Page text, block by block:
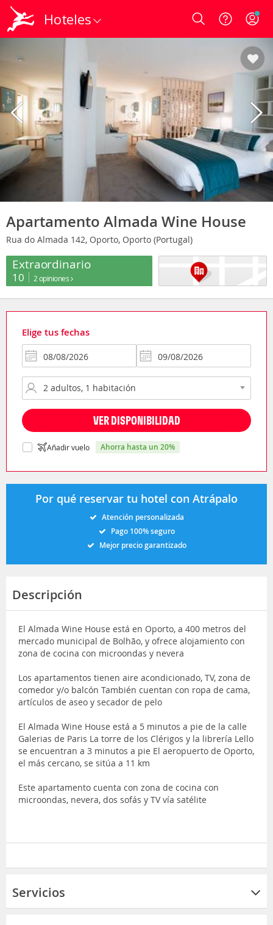
Hoteles Login
Apartamento Almada Wine House
Rua do Almada 142, Oporto, Oporto (Portugal)
Extraordinario
10 2 opiniones
Elige tus fechas
VER DISPONIBILIDAD
Añadir vuelo ahorra hasta un 20%
Por qué reservar tu hotel con Atrápalo
Atención personalizada
Pago 100% seguro
Mejor precio garantizado
Descripción
El Almada Wine House está en Oporto, a 400 metros del
mercado municipal de Bolhão, y ofrece alojamiento con
zona de cocina con microondas y nevera
Los apartamentos tienen aire acondicionado, TV, zona de
comedor y/o balcón También cuentan con ropa de cama,
artículos de aseo y secador de pelo
El Almada Wine House está a 5 minutos a pie de la calle
Galerias de Paris La torre de los Clérigos y la librería Lello
se encuentran a 3 minutos a pie El aeropuerto de Oporto,
el más cercano, se sitúa a 11 km
Este apartamento cuenta con zona de cocina con
microondas, nevera, dos sofás y TV vía satélite
Servicios